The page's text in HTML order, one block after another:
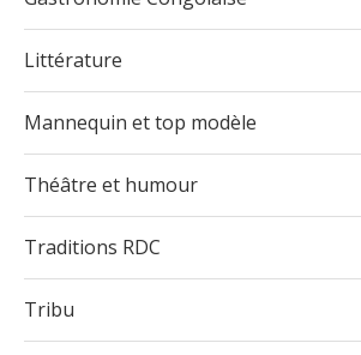
Littérature
Mannequin et top modèle
Théâtre et humour
Traditions RDC
Tribu